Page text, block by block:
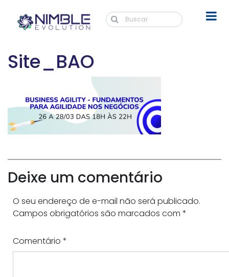
Site_BAO
Deixe um comentário
O seu endereço de e-mail não será publicado.
Campos obrigatórios são marcados com *
Comentário *